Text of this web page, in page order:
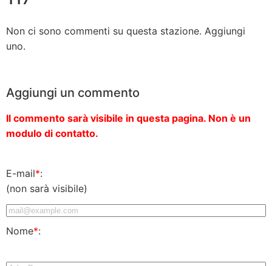
Non ci sono commenti su questa stazione. Aggiungi
uno.
Aggiungi un commento
Il commento sarà visibile in questa pagina. Non è un
modulo di contatto.
E-mail*:
(non sarà visibile)
Nome*: